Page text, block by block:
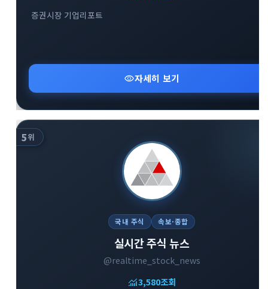
증권시장 기업리포트
visibility자세히 보기
5위
국내 주식 속보·종합
실시간 주식 뉴스
@realtime_stock_news
monitoring3,580조회